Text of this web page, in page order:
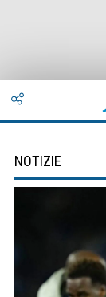
NOTIZIE